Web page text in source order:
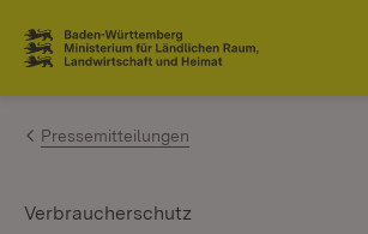
Zum Inhalt springen
Link zur Startseite
Pressemitteilungen
Verbraucherschutz